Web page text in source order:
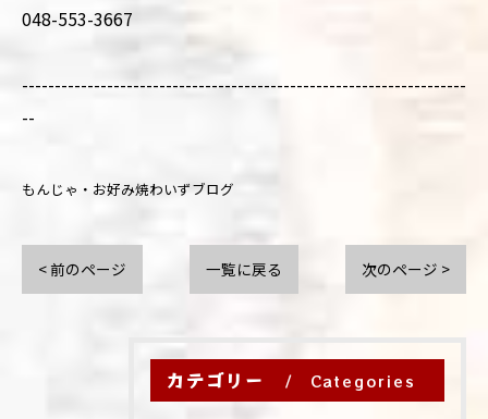
048-553-3667
--------------------------------------------------------------------
--
もんじゃ・お好み焼わいずブログ
< 前のページ 一覧に戻る 次のページ >
カテゴリー Categories